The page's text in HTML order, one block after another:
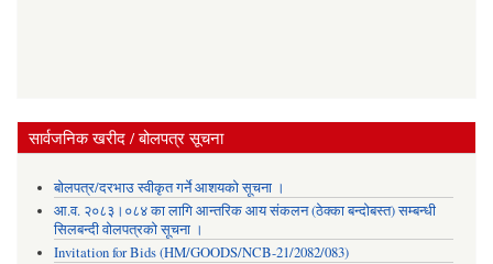
सार्वजनिक खरीद / बोलपत्र सूचना
बोलपत्र/दरभाउ स्वीकृत गर्ने आशयको सूचना ।
आ.व. २०८३।०८४ का लागि आन्तरिक आय संकलन (ठेक्का बन्दोबस्त) सम्बन्धी
सिलबन्दी वोलपत्रको सूचना ।
Invitation for Bids (HM/GOODS/NCB-21/2082/083)